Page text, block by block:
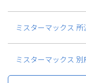
ミスターマックス 所
ミスターマックス 別